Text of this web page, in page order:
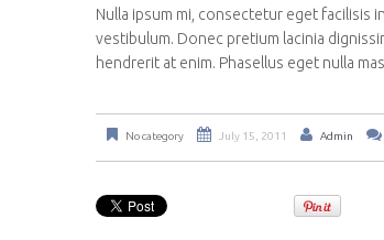
Nulla ipsum mi, consectetur eget facilisis
vestibulum. Donec pretium lacinia
hendrerit at enim. Phasellus eget nulla
No category July 15, 2011 Admin